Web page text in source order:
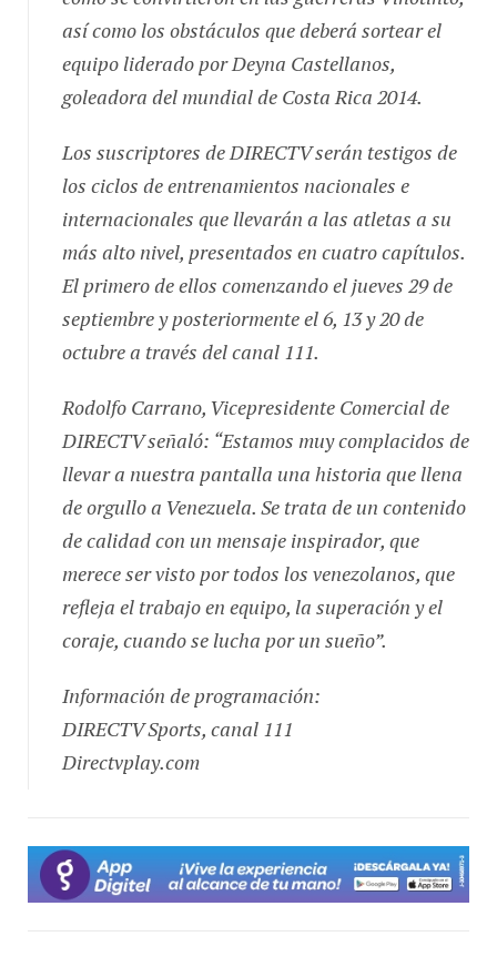
equipo liderado por Deyna Castellanos,
goleadora del mundial de Costa Rica 2014.
los ciclos de entrenamientos nacionales e
internacionales que llevarán a las atletas a su
más alto nivel, presentados en cuatro capítulos.
El primero de ellos comenzando el jueves 29 de
septiembre y posteriormente el 6, 13 y 20 de
octubre a través del canal 111.
DIRECTV señaló: “Estamos muy complacidos de
llevar a nuestra pantalla una historia que llena
de orgullo a Venezuela. Se trata de un contenido
de calidad con un mensaje inspirador, que
merece ser visto por todos los venezolanos, que
refleja el trabajo en equipo, la superación y el
coraje, cuando se lucha por un sueño”.
DIRECTV Sports, canal 111
Directvplay.com